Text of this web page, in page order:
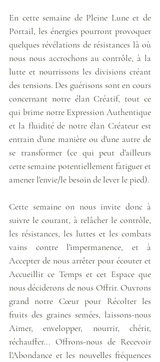
En cette semaine de Pleine Lune et de
Portail, les énergies pourront provoquer
quelques révélations de résistances là où
nous nous accrochons au contrôle, à la
lutte et nourrissons les divisions créant
des tensions. Des guérisons sont en cours
concernant notre élan Créatif, tout ce
qui brime notre Expression Authentique
et la fluidité de notre élan Créateur est
entrain d'une manière ou d'une autre de
se transformer (ce qui peut d'ailleurs
cette semaine potentiellement fatiguer et
Cette semaine on nous invite donc à
suivre le courant, à relâcher le contrôle,
les résistances, les luttes et les combats
vains contre l'impermanence, et à
Accepter de nous arrêter pour écouter et
Accueillir ce Temps et cet Espace que
nous déciderons de nous Offrir. Ouvrons
grand notre Cœur pour Récolter les
fruits des graines semées, laissons-nous
Aimer, envelopper, nourrir, chérir,
réchauffer... Offrons-nous de Recevoir
l'Abondance et les nouvelles fréquences